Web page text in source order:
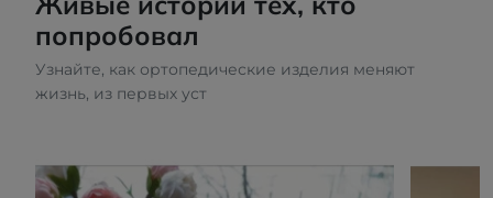
попробовал
Узнайте, как ортопедические изделия меняют
жизнь, из первых уст